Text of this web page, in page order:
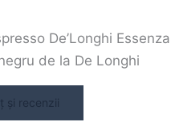
De’Longhi Essenza
și recenzii